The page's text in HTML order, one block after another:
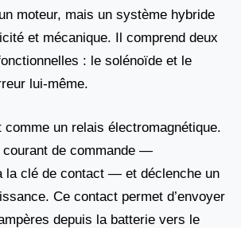
moteur, mais un système hybride
et mécanique. Il comprend deux
: le solénoïde et le
lui-même.
comme un relais électromagnétique.
courant de commande —
la clé de contact — et déclenche un
Ce contact permet d’envoyer
depuis la batterie vers le